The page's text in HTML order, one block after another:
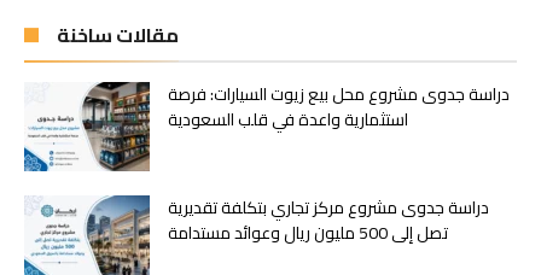
مقالات ساخنة
دراسة جدوى مشروع محل بيع زيوت السيارات: فرصة
استثمارية واعدة في قلب السعودية
دراسة جدوى مشروع مركز تجاري بتكلفة تقديرية
تصل إلى 500 مليون ريال وعوائد مستدامة